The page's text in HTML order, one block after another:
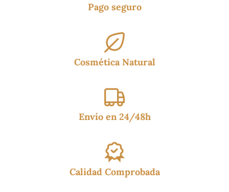
Pago seguro
Cosmética Natural
Envío en 24/48h
Calidad Comprobada